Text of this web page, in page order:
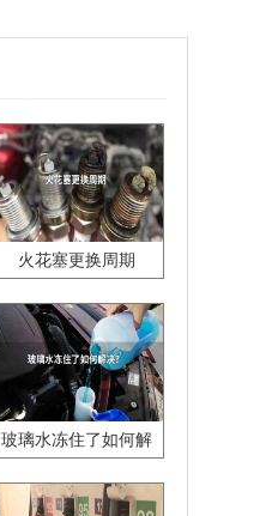
火花塞更换周期
玻璃水冻住了如何解